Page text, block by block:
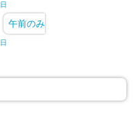
午前のみ